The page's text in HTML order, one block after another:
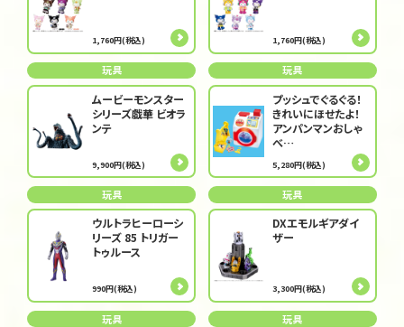
1,760円(税込) 1,760円(税込)
玩具
ムービーモンスター
シリーズ戯華 ビオラ
ンテ
9,900円(税込)
玩具
プッシュでぐるぐる！
きれいにほせたよ！
アンパンマンおしゃ
べ…
5,280円(税込)
玩具
ウルトラヒーローシ
リーズ 85 トリガー
トゥルース
990円(税込)
玩具
DXエモルギアダイ
ザー
3,300円(税込)
玩具 玩具